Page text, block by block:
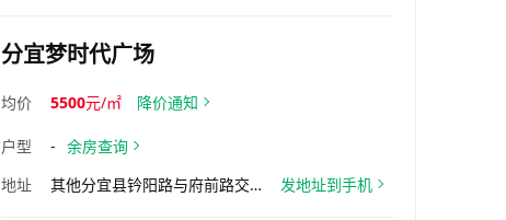
分宜梦时代广场
均价 5500元/㎡ 降价通知
户型 - 余房查询
地址
其他分宜县钤阳路与府前路交汇处，原县人民政府 发地址到手机